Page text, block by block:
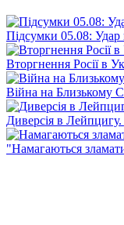
Підсумки 05.08: Удар
Вторгнення Росії в
Війна на Близькому
Диверсія в Лейпцигу.
"Намагаються